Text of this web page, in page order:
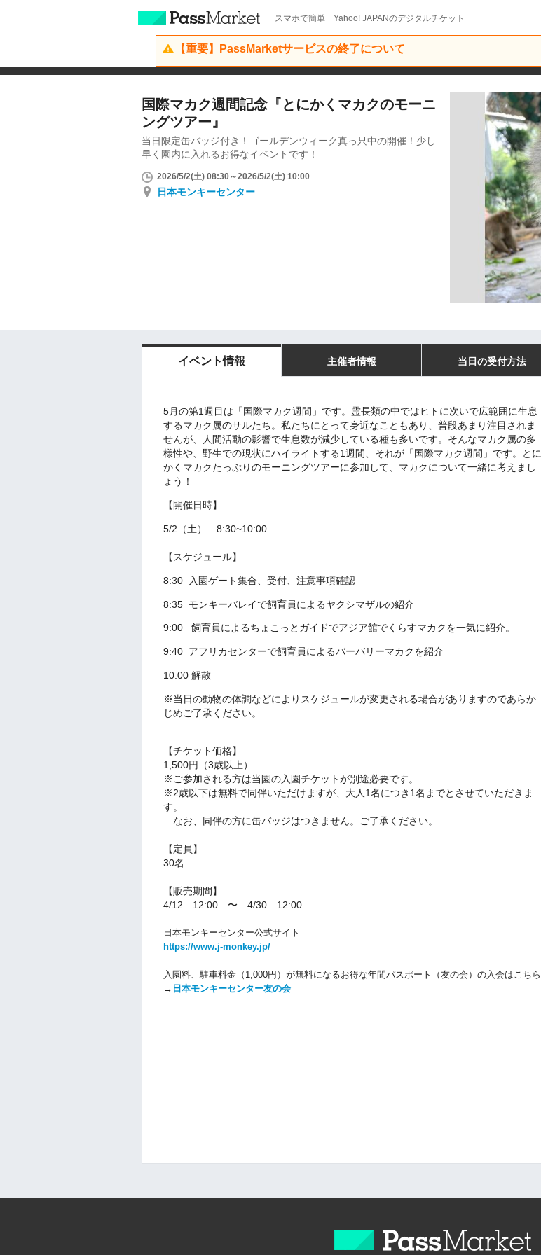
スマホで簡単 Yahoo! JAPANのデジタルチケット
【重要】PassMarketサービスの終了について
国際マカク週間記念『とにかくマカクのモーニ
ングツアー』
当日限定缶バッジ付き！ゴールデンウィーク真っ只中の開催！少し
早く園内に入れるお得なイベントです！
2026/5/2(土) 08:30～2026/5/2(土) 10:00
日本モンキーセンター
イベント情報 主催者情報 当日の受付方法
5月の第1週目は「国際マカク週間」です。霊長類の中ではヒトに次いで広範囲に生息
するマカク属のサルたち。私たちにとって身近なこともあり、普段あまり注目されま
せんが、人間活動の影響で生息数が減少している種も多いです。そんなマカク属の多
様性や、野生での現状にハイライトする1週間、それが「国際マカク週間」です。とに
かくマカクたっぷりのモーニングツアーに参加して、マカクについて一緒に考えまし
ょう！
【開催日時】
5/2（土） 8:30~10:00
【スケジュール】
8:30 入園ゲート集合、受付、注意事項確認
8:35 モンキーバレイで飼育員によるヤクシマザルの紹介
9:00 飼育員によるちょこっとガイドでアジア館でくらすマカクを一気に紹介。
9:40 アフリカセンターで飼育員によるバーバリーマカクを紹介
10:00 解散
※当日の動物の体調などによりスケジュールが変更される場合がありますのであらか
じめご了承ください。
【チケット価格】
1,500円（3歳以上）
※ご参加される方は当園の入園チケットが別途必要です。
※2歳以下は無料で同伴いただけますが、大人1名につき1名までとさせていただきま
す。
なお、同伴の方に缶バッジはつきません。ご了承ください。
【定員】
30名
【販売期間】
4/12 12:00 〜 4/30 12:00
日本モンキーセンター公式サイト
https://www.j-monkey.jp/
入園料、駐車料金（1,000円）が無料になるお得な年間パスポート（友の会）の入会はこちら
→ 日本モンキーセンター友の会